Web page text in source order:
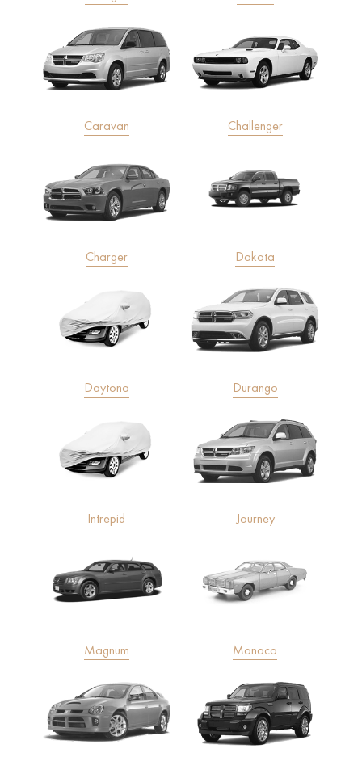
Caravan Challenger
Charger Dakota
Daytona Durango
Intrepid Journey
Magnum Monaco